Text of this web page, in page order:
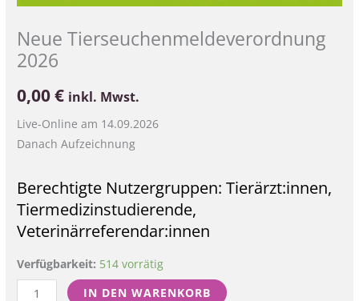
Neue Tierseuchenmeldeverordnung
2026
0,00€ inkl. Mwst.
Live-Online am 14.09.2026
Danach Aufzeichnung
Berechtigte Nutzergruppen: Tierärzt:innen,
Tiermedizinstudierende,
Veterinärreferendar:innen
Verfügbarkeit: 514 vorrätig
IN DEN WARENKORB